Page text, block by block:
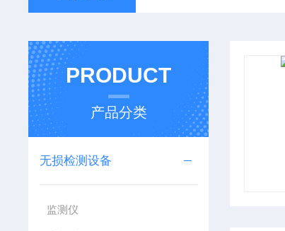
PRODUCT
产品分类
无损检测设备
监测仪